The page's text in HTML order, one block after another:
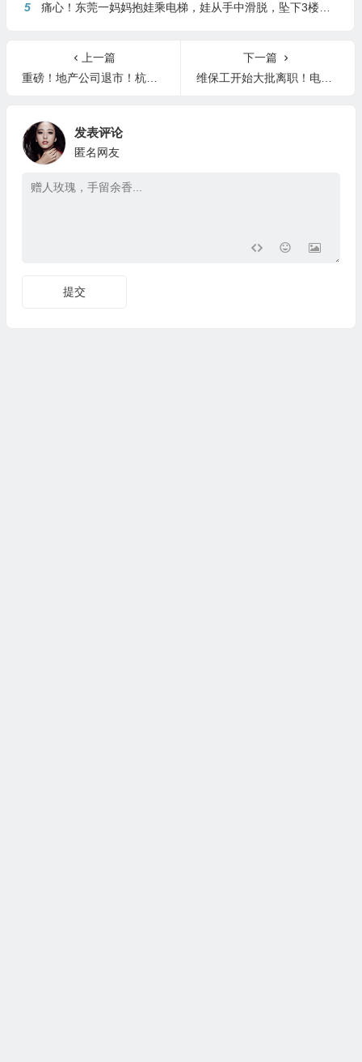
5
痛心！东莞一妈妈抱娃乘电梯，娃从手中滑脱，坠下3楼身亡
上一篇
重磅！地产公司退市！杭州西奥电梯出手起诉！
下一篇
维保工开始大批离职！电梯行业维保工将越来越少
发表评论
匿名网友
提交